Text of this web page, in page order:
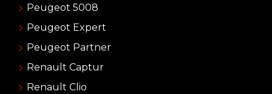
Peugeot 5008
Peugeot Expert
Peugeot Partner
Renault Captur
Renault Clio